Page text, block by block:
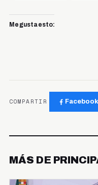
Me gusta esto:
COMPARTIR Facebook
MÁS DE